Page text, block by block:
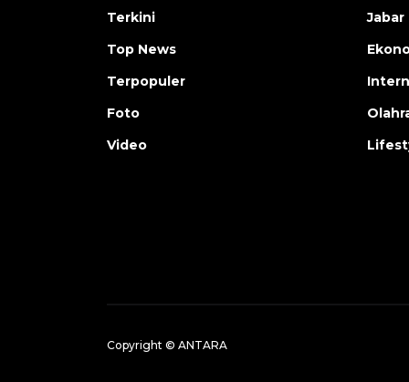
Terkini
Top News
Terpopuler
Foto
Video
Copyright © ANTARA